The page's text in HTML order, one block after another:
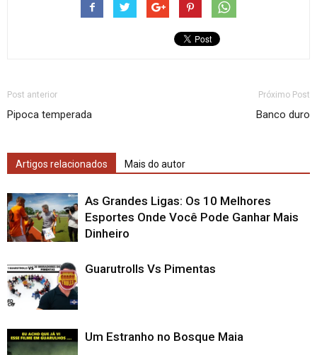
Post anterior
Pipoca temperada
Próximo Post
Banco duro
Artigos relacionados Mais do autor
As Grandes Ligas: Os 10 Melhores
Esportes Onde Você Pode Ganhar Mais
Dinheiro
Guarutrolls Vs Pimentas
Um Estranho no Bosque Maia